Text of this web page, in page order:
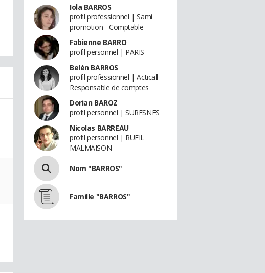
Iola BARROS
profil professionnel | Sami
promotion - Comptable
Fabienne BARRO
profil personnel | PARIS
Belén BARROS
profil professionnel | Acticall -
Responsable de comptes
Dorian BAROZ
profil personnel | SURESNES
Nicolas BARREAU
profil personnel | RUEIL
MALMAISON
Nom "BARROS"
Famille "BARROS"